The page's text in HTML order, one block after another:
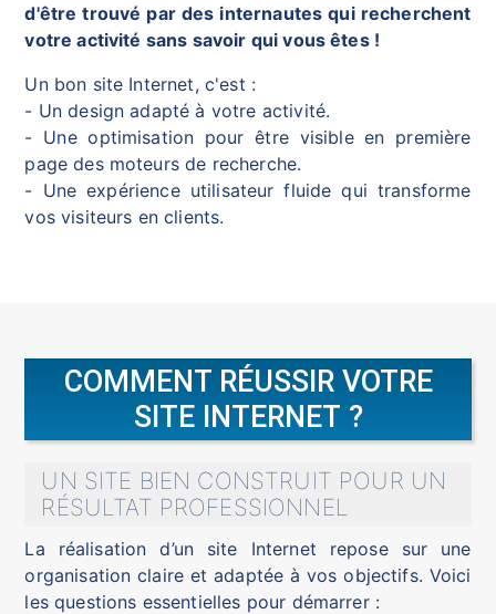
d'être trouvé par des internautes qui recherchent
votre activité sans savoir qui vous êtes !
Un bon site Internet, c'est :
- Un design adapté à votre activité.
- Une optimisation pour être visible en première
page des moteurs de recherche.
- Une expérience utilisateur fluide qui transforme
vos visiteurs en clients.
COMMENT RÉUSSIR VOTRE
SITE INTERNET ?
UN SITE BIEN CONSTRUIT POUR UN
RÉSULTAT PROFESSIONNEL
La réalisation d’un site Internet repose sur une
organisation claire et adaptée à vos objectifs. Voici
les questions essentielles pour démarrer :